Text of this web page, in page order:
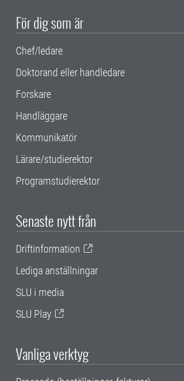
För dig som är
Chef/ledare
Doktorand eller handledare
Forskare
Handläggare
Kommunikatör
Lärare/studierektor
Programstudierektor
Senaste nytt från
Driftinformation
Lediga anställningar
SLU i media
SLU Play
Vanliga verktyg